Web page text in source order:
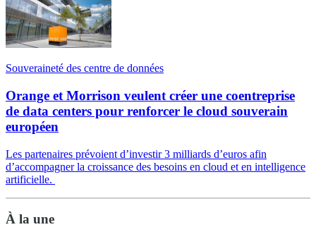
Souveraineté des centre de données
Orange et Morrison veulent créer une coentreprise
de data centers pour renforcer le cloud souverain
européen
Les partenaires prévoient d’investir 3 milliards d’euros afin
d’accompagner la croissance des besoins en cloud et en intelligence
artificielle.
À la une